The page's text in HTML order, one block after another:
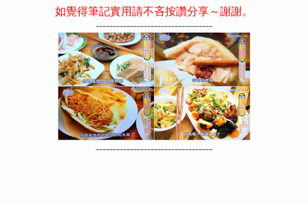
如覺得筆記實用請不吝按讚分享～謝謝。
----------------------------------
----------------------------------